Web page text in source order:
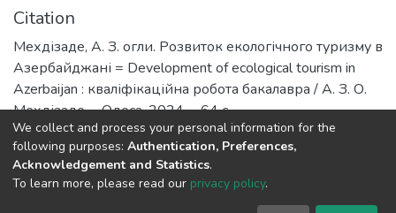
Citation
Мехдізаде, А. З. огли. Розвиток екологічного туризму в
Азербайджані = Development of ecological tourism in
Azerbaijan : кваліфікаційна робота бакалавра / А. З. О.
Мехдізаде. – Одеса, 2024. – 64 с.
URI
https://dspace.onu.edu.ua/handle/123456789/39453
We collect and process your personal information for the
following purposes: Authentication, Preferences,
Acknowledgement and Statistics.
To learn more, please read our privacy policy.